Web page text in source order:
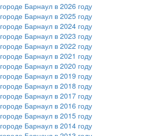
Барнаул в 2026 году
Барнаул в 2025 году
Барнаул в 2024 году
Барнаул в 2023 году
Барнаул в 2022 году
Барнаул в 2021 году
Барнаул в 2020 году
Барнаул в 2019 году
Барнаул в 2018 году
Барнаул в 2017 году
Барнаул в 2016 году
Барнаул в 2015 году
Барнаул в 2014 году